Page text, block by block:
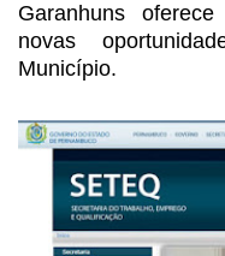
Garanhuns
novas
Município.